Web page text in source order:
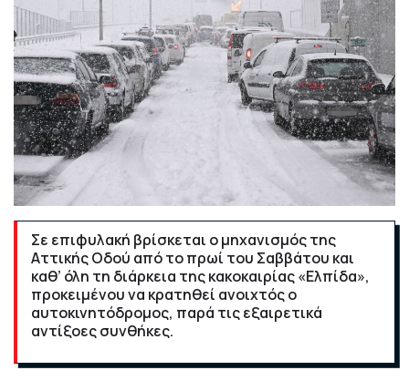
Σε επιφυλακή βρίσκεται ο μηχανισμός της
Αττικής Οδού από το πρωί του Σαββάτου και
καθ’ όλη τη διάρκεια της κακοκαιρίας «Ελπίδα»,
προκειμένου να κρατηθεί ανοιχτός ο
αυτοκινητόδρομος, παρά τις εξαιρετικά
αντίξοες συνθήκες.